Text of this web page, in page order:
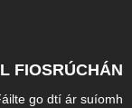
FIOSRÚCHÁN
go dtí ár suíomh